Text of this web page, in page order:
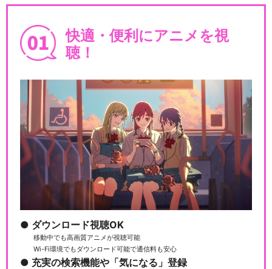
快適・便利にアニメを視
聴！
ダウンロード視聴OK
移動中でも高画質アニメが視聴可能
Wi-Fi環境でもダウンロード可能で通信料も安心
充実の検索機能や「気になる」登録